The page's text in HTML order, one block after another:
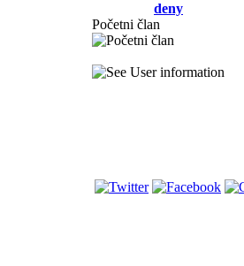
deny
Početni član